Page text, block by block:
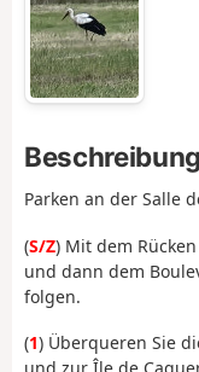
Parken an der Salle
(S/Z) Mit dem
und dann dem
folgen.
(1) Überqueren Sie